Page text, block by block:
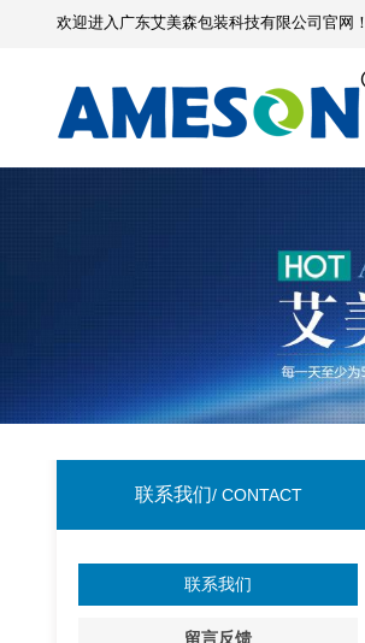
欢迎进入广东艾美森包装科技有限公司官网！
联系我们/ CONTACT
联系我们
留言反馈